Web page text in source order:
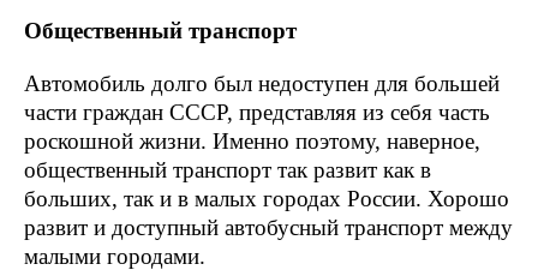
Общественный транспорт
Автомобиль долго был недоступен для большей
части граждан СССР, представляя из себя часть
роскошной жизни. Именно поэтому, наверное,
общественный транспорт так развит как в
больших, так и в малых городах России. Хорошо
развит и доступный автобусный транспорт между
малыми городами.